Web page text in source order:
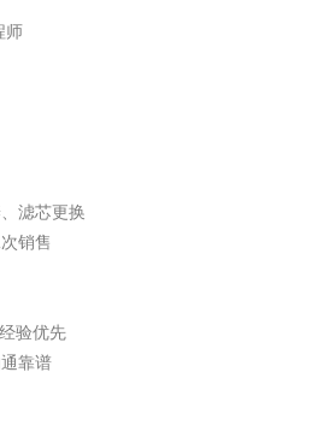
师
滤芯更换
销售
验优先
靠谱